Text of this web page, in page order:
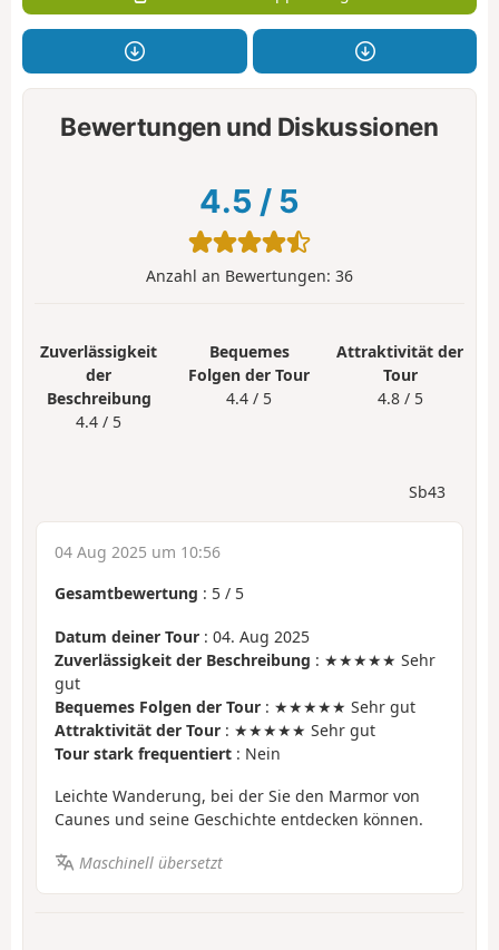
Bewertungen und Diskussionen
4.5 / 5
Anzahl an Bewertungen: 36
Zuverlässigkeit
der
Beschreibung
4.4 / 5
Bequemes
Folgen der Tour
4.4 / 5
Attraktivität der
Tour
4.8 / 5
Sb43
04 Aug 2025 um 10:56
Gesamtbewertung : 5 / 5
Datum deiner Tour : 04. Aug 2025
Zuverlässigkeit der Beschreibung : ★★★★★ Sehr
gut
Bequemes Folgen der Tour : ★★★★★ Sehr gut
Attraktivität der Tour : ★★★★★ Sehr gut
Tour stark frequentiert : Nein
Leichte Wanderung, bei der Sie den Marmor von
Caunes und seine Geschichte entdecken können.
Maschinell übersetzt